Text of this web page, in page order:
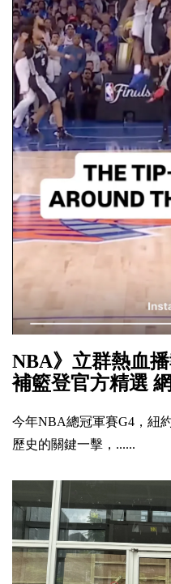
NBA》立群熱血
補籃登官方精選
今年NBA總冠軍賽G4，紐
歷史的關鍵一擊，......